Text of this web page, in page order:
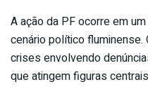
A ação da PF ocorre em
cenário político
crises envolvendo
que atingem figuras